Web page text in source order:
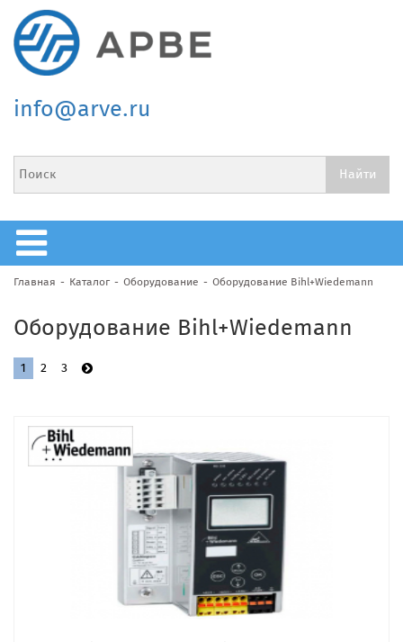
info@arve.ru
Главная Каталог Оборудование Оборудование Bihl+Wiedemann
Оборудование Bihl+Wiedemann
1 2 3